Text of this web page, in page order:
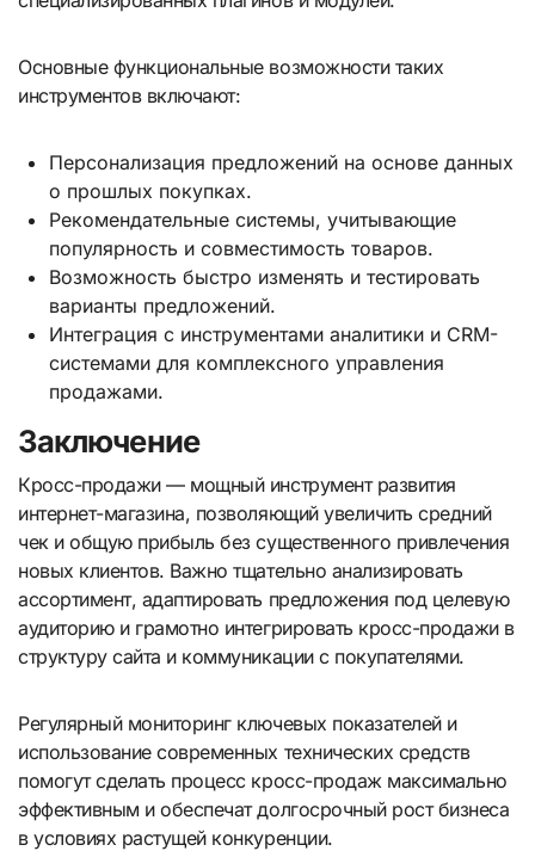
Основные функциональные возможности таких
инструментов включают:
Персонализация предложений на основе данных
о прошлых покупках.
Рекомендательные системы, учитывающие
популярность и совместимость товаров.
Возможность быстро изменять и тестировать
варианты предложений.
Интеграция с инструментами аналитики и CRM-
системами для комплексного управления
продажами.
Заключение
Кросс-продажи — мощный инструмент развития
интернет-магазина, позволяющий увеличить средний
чек и общую прибыль без существенного привлечения
новых клиентов. Важно тщательно анализировать
ассортимент, адаптировать предложения под целевую
аудиторию и грамотно интегрировать кросс-продажи в
структуру сайта и коммуникации с покупателями.
Регулярный мониторинг ключевых показателей и
использование современных технических средств
помогут сделать процесс кросс-продаж максимально
эффективным и обеспечат долгосрочный рост бизнеса
в условиях растущей конкуренции.